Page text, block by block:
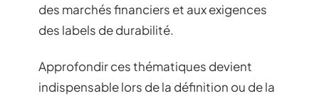
des marchés financiers et aux exigences
des labels de durabilité.
Approfondir ces thématiques devient
indispensable lors de la définition ou de la